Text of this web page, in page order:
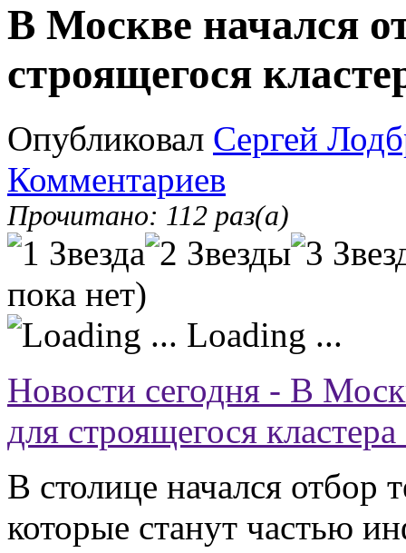
В Москве начался
строящегося
Опубликовал Сергей
Комментариев
Прочитано: 112 раз(а)
пока нет)
Loading ...
Новости сегодня - В
для строящегося
В столице начался отбор
которые станут частью